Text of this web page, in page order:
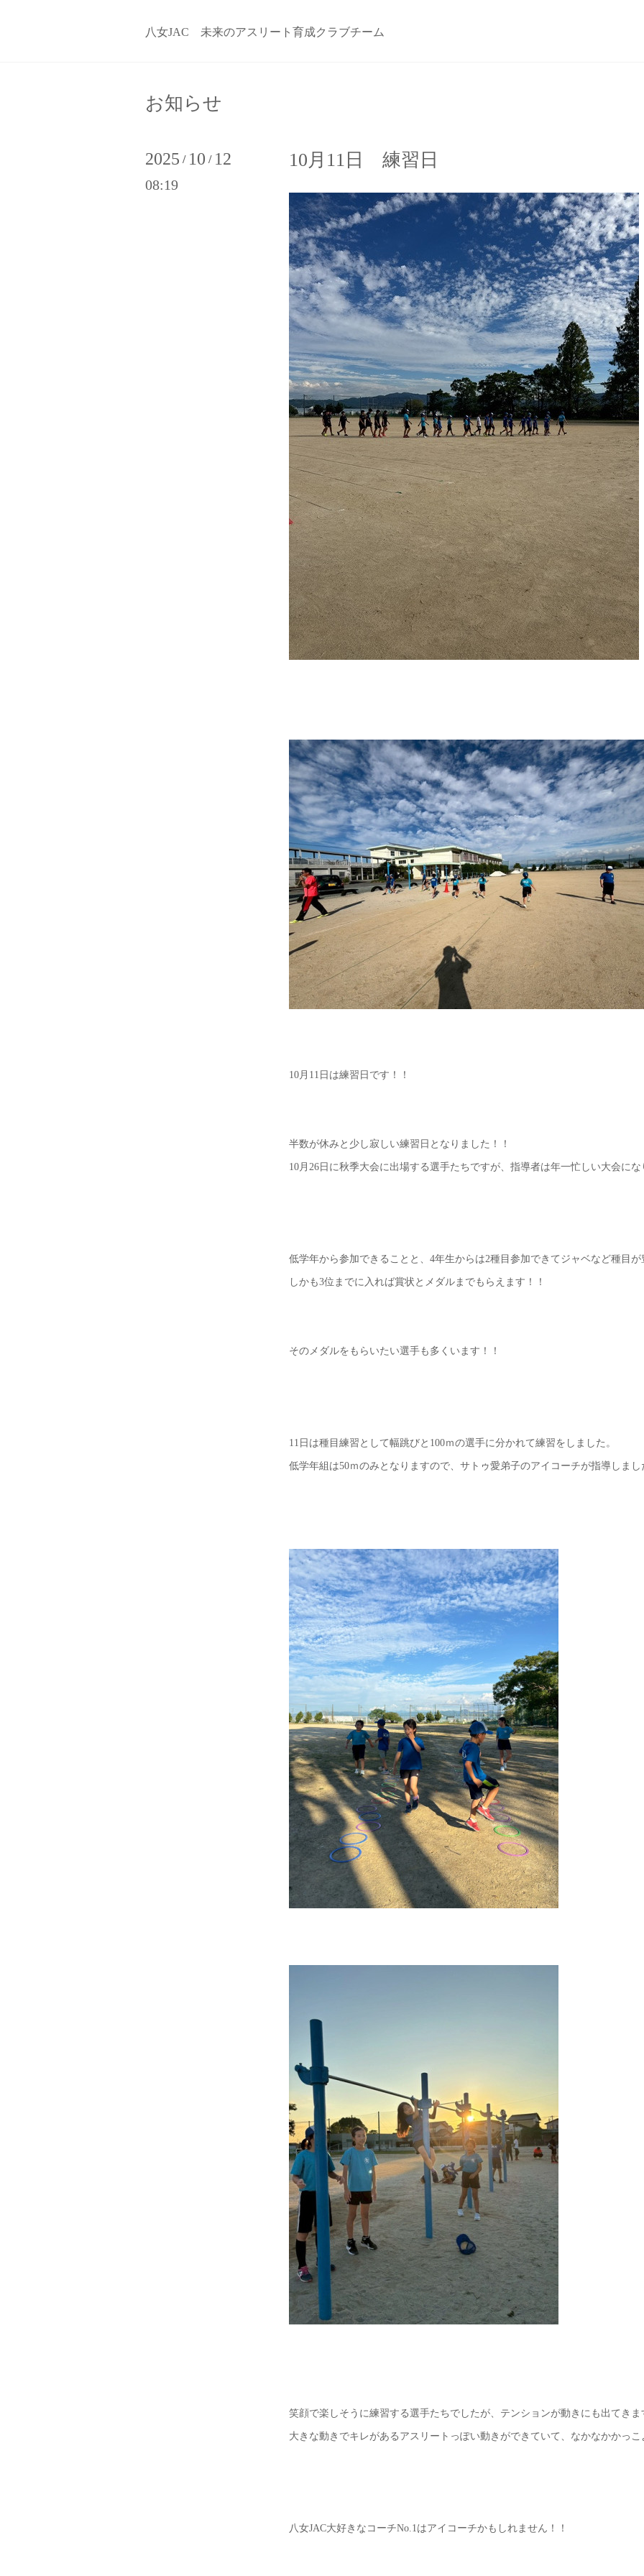
八女JAC 未来のアスリート育成クラブチーム
お知らせ
2025 / 10 / 12
08:19
10月11日 練習日
10月11日は練習日です！！
半数が休みと少し寂しい練習日となりました！！
10月26日に秋季大会に出場する選手たちですが、指導者は年一忙しい大会に
低学年から参加できることと、4年生からは2種目参加できてジャベなど種目
しかも3位までに入れば賞状とメダルまでもらえます！！
そのメダルをもらいたい選手も多くいます！！
11日は種目練習として幅跳びと100ｍの選手に分かれて練習をしました。
低学年組は50ｍのみとなりますので、サトゥ愛弟子のアイコーチが指導しまし
笑顔で楽しそうに練習する選手たちでしたが、テンションが動きにも出てき
大きな動きでキレがあるアスリートっぽい動きができていて、なかなかかっ
八女JAC大好きなコーチNo.1はアイコーチかもしれません！！